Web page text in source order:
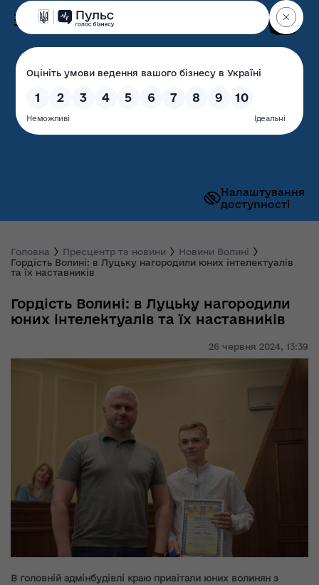
Налаштування
доступності
Волинська обласна
державна адміністрація
Головна Пресцентр та новини
Новини Волині
Гордість Волині: в Луцьку нагородили юних інтелектуалів
та їх наставників
26 червня 2024, 13:39
Гордість Волині: в Луцьку нагородили
юних інтелектуалів та їх наставників
В головній адмінбудівлі краю привітали юних волинян з